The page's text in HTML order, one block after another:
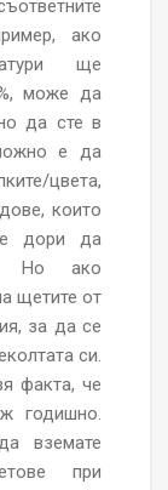
ако
ще
може да
да сте в
е да
цвета,
които
дори да
Но ако
щетите от
за да се
си.
факта, че
годишно.
вземате
при